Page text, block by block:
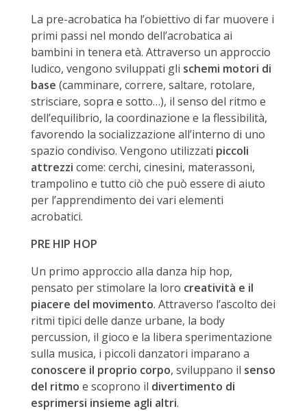
La pre-acrobatica ha l’obiettivo di far muovere i
primi passi nel mondo dell’acrobatica ai
bambini in tenera età. Attraverso un approccio
ludico, vengono sviluppati gli schemi motori di
base (camminare, correre, saltare, rotolare,
strisciare, sopra e sotto…), il senso del ritmo e
dell’equilibrio, la coordinazione e la flessibilità,
favorendo la socializzazione all’interno di uno
spazio condiviso. Vengono utilizzati piccoli
attrezzi come: cerchi, cinesini, materassoni,
trampolino e tutto ciò che può essere di aiuto
per l’apprendimento dei vari elementi
acrobatici.
PRE HIP HOP
Un primo approccio alla danza hip hop,
pensato per stimolare la loro creatività e il
piacere del movimento. Attraverso l’ascolto dei
ritmi tipici delle danze urbane, la body
percussion, il gioco e la libera sperimentazione
sulla musica, i piccoli danzatori imparano a
conoscere il proprio corpo, sviluppano il senso
del ritmo e scoprono il divertimento di
esprimersi insieme agli altri.